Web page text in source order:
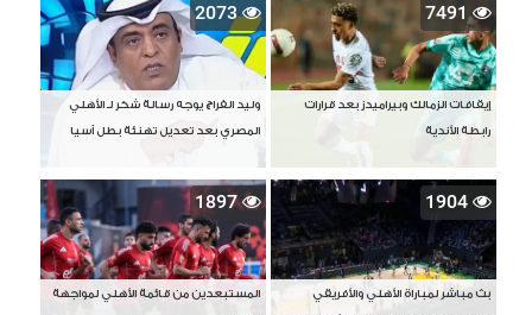
7491
إيقافات الزمالك وبيراميدز بعد قرارات
رابطة الأندية
2073
وليد الفراج يوجه رسالة شكر لـ الأهلي
المصري بعد تعديل تهنئة بطل آسيا
1904
بث مباشر لمباراة الأهلي والأفريقي
1897
المستبعدين من قائمة الأهلي لمواجهة